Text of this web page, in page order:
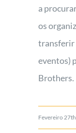
a
os
transferir
eventos)
Brothers.
Fevereiro